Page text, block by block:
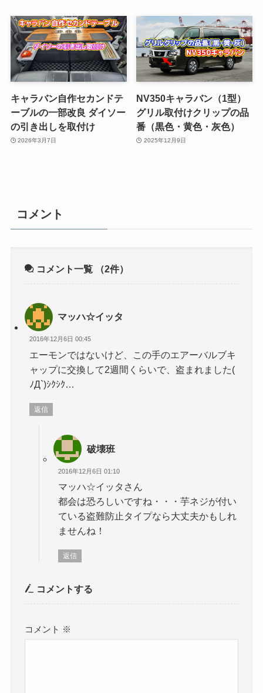
キャラバン自作セカンドテ
ーブルの一部改良 ダイソー
の引き出しを取付け
2026年3月7日
NV350キャラバン（1型）
グリル取付けクリップの品
番（黒色・黄色・灰色）
2025年12月9日
コメント
コメント一覧 （2件）
マッハ☆イッタ
2016年12月6日 00:45
エーモンではないけど、この手のエアーバルブキ
ャップに交換して2週間くらいで、盗まれました(
ﾉД`)ｼｸｼｸ…
返信
破壊班
2016年12月6日 01:10
マッハ☆イッタさん
都会は恐ろしいですね・・・芋ネジが付い
ている盗難防止タイプなら大丈夫かもしれ
ませんね！
返信
コメントする
コメント ※